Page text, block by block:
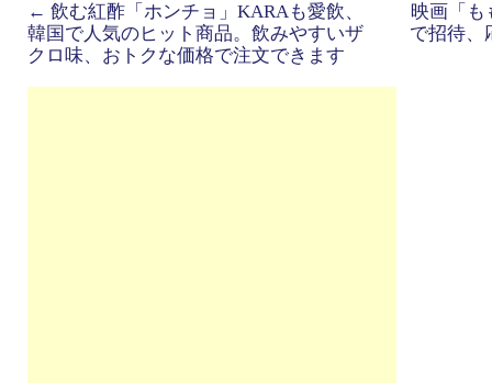
← 飲む紅酢「ホンチョ」KARAも愛飲、
韓国で人気のヒット商品。飲みやすいザ
クロ味、おトクな価格で注文できます
映画「も
で招待、